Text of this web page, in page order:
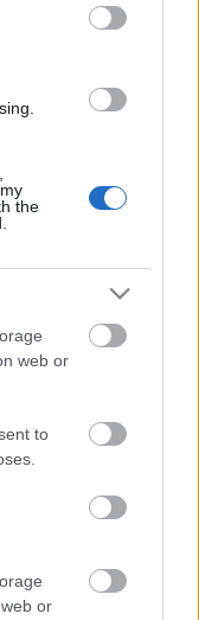
the
web or
to
or
vont be
Művészeti
alapítvány,